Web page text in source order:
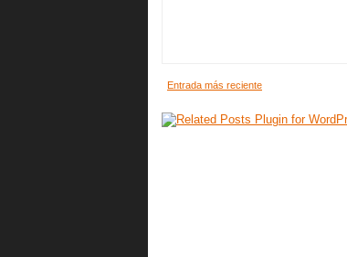
Entrada más reciente